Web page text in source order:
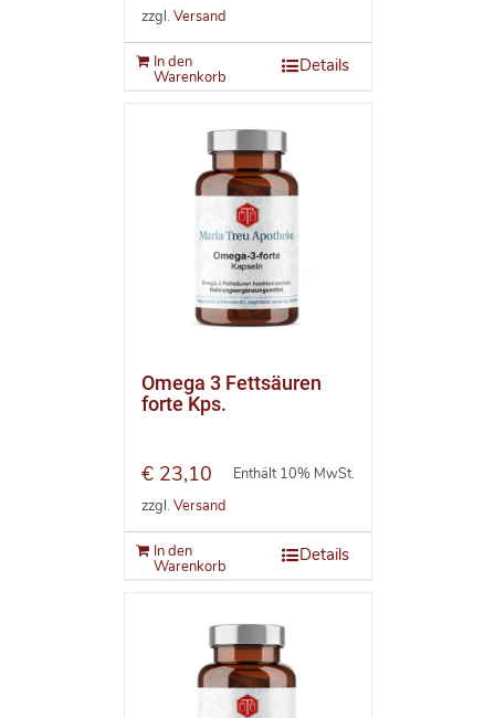
zzgl. Versand
In den
Warenkorb
Details
Omega 3 Fettsäuren
forte Kps.
€23,10
Enthält 10% MwSt.
zzgl. Versand
In den
Warenkorb
Details